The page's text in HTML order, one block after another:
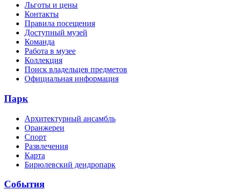
Льготы и цены
Контакты
Правила посещения
Доступный музей
Команда
Работа в музее
Коллекция
Поиск владельцев предметов
Официальная информация
Парк
Архитектурный ансамбль
Оранжереи
Спорт
Развлечения
Карта
Бирюлевский дендропарк
События